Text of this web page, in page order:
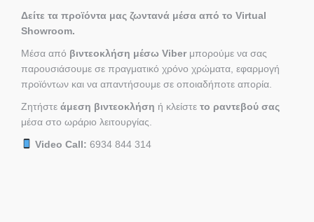
Δείτε τα προϊόντα μας ζωντανά μέσα από το Virtual
Showroom.
Μέσα από βιντεοκλήση μέσω Viber μπορούμε να σας
παρουσιάσουμε σε πραγματικό χρόνο χρώματα, εφαρμογή
προϊόντων και να απαντήσουμε σε οποιαδήποτε απορία.
Ζητήστε άμεση βιντεοκλήση ή κλείστε το ραντεβού σας
μέσα στο ωράριο λειτουργίας.
Video Call: 6934 844 314